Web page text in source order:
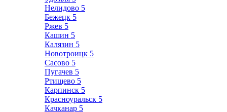
Нелидово 5
Бежецк 5
Ржев 5
Кашин 5
Калязин 5
Новотроицк 5
Сасово 5
Пугачев 5
Ртищево 5
Карпинск 5
Красноуральск 5
Качканар 5